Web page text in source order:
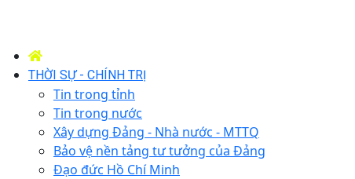
THỜI SỰ - CHÍNH TRỊ
Tin trong tỉnh
Tin trong nước
Xây dựng Đảng - Nhà nước - MTTQ
Bảo vệ nền tảng tư tưởng của Đảng
Đạo đức Hồ Chí Minh